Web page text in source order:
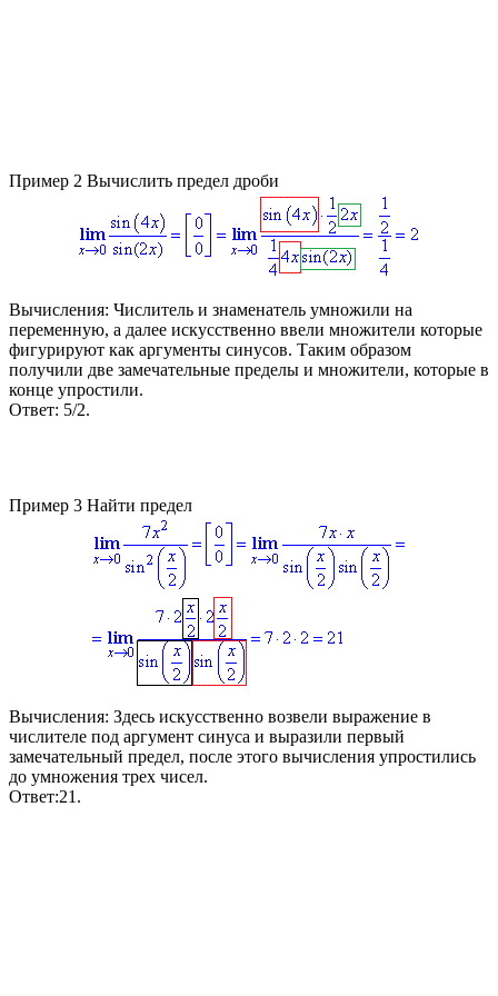
Пример 2 Вычислить предел дроби
Вычисления: Числитель и знаменатель умножили на
переменную, а далее искусственно ввели множители которые
фигурируют как аргументы синусов. Таким образом
получили две замечательные пределы и множители, которые в
конце упростили.
Ответ: 5/2.
Пример 3 Найти предел
Вычисления: Здесь искусственно возвели выражение в
числителе под аргумент синуса и выразили первый
замечательный предел, после этого вычисления упростились
до умножения трех чисел.
Ответ:21.